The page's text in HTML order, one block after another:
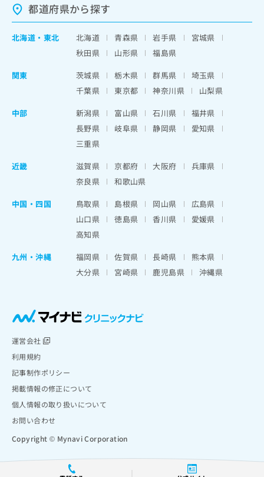
都道府県から探す
北海道 ・ 東北 北海道 青森県 岩手県
宮城県
秋田県
山形県
福島県
関東
茨城県 栃木県 群馬県
埼玉県
千葉県
東京都 神奈川県
山梨県
中部
新潟県 富山県 石川県
福井県
長野県
岐阜県 静岡県
愛知県
三重県
近畿
滋賀県 京都府 大阪府
兵庫県
奈良県
和歌山県
中国・四国
鳥取県 島根県 岡山県
広島県
山口県
徳島県 香川県
愛媛県
高知県
九州・沖縄
福岡県 佐賀県 長崎県
熊本県
大分県
宮崎県 鹿児島県 沖縄県
運営会社
利用規約
記事制作ポリシー
掲載情報の修正について
個人情報の取り扱いについて
お問い合わせ
Copyright © Mynavi Corporation